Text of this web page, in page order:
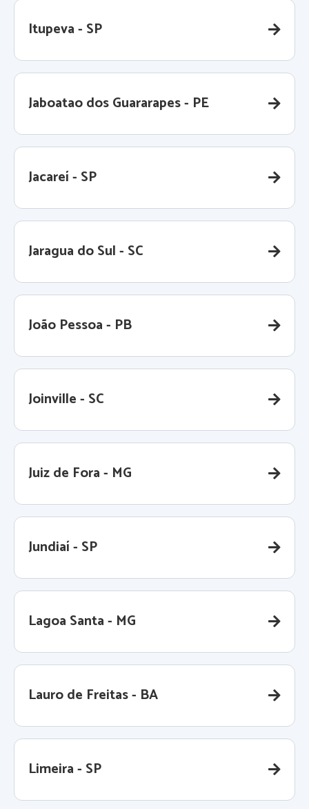
Itupeva - SP
Jaboatao dos Guararapes - PE
Jacareí - SP
Jaragua do Sul - SC
João Pessoa - PB
Joinville - SC
Juiz de Fora - MG
Jundiaí - SP
Lagoa Santa - MG
Lauro de Freitas - BA
Limeira - SP